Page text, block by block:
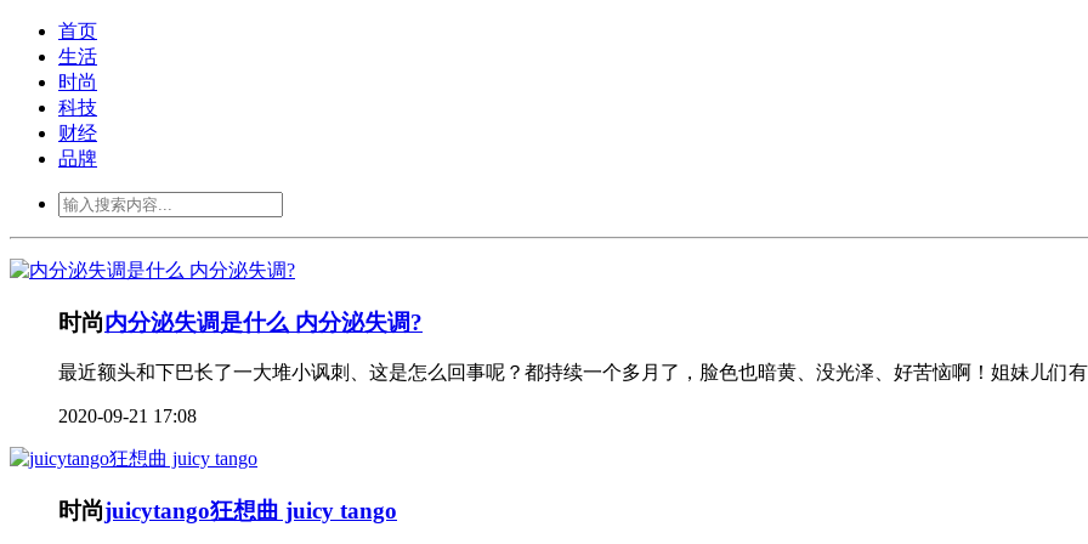
首页
生活
时尚
科技
财经
品牌
时尚内分泌失调是什么 内分泌失调?
最近额头和下巴长了一大堆小讽刺、这是怎么回事呢？都持续一个多月了，脸色也暗黄、没光泽、好苦恼啊！姐妹儿们
2020-09-21 17:08
时尚juicytango狂想曲 juicy tango